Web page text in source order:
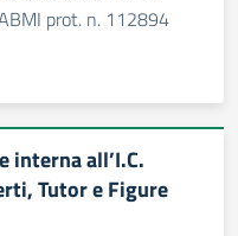
prot. n. 112894
interna all’I.C.
Tutor e Figure